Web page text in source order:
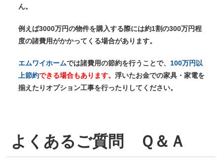
ん。
例えば3000万円の物件を購入する際には約1割の300万円程
度の諸費用がかかってくる場合があります。
エムワイホームでは諸費用の節約を行うことで、 100万円以
上節約できる場合もあります。 浮いたお金での家具・家電を
揃えたりオプション工事を行ったりしてください。
よくあるご質問 Ｑ＆Ａ